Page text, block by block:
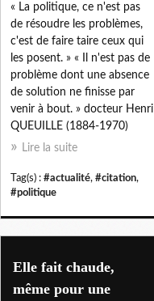
« La politique, ce n'est pas
de résoudre les problèmes,
c'est de faire taire ceux qui
les posent. » « Il n'est pas de
problème dont une absence
de solution ne finisse par
venir à bout. » docteur Henri
QUEUILLE (1884-1970)
Lire la suite
Tag(s) : #actualité, #citation,
#politique
Elle fait chaude,
même pour une